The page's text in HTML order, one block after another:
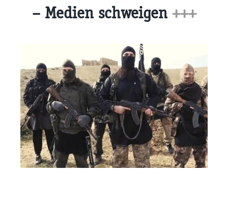
– Medien schweigen +++